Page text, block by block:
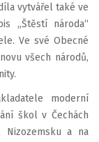
vytvářel také ve
„Štěstí národa“
Ve své Obecné
všech národů,
moderní
škol v Čechách
Nizozemsku a na